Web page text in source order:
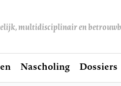
multidisciplinair en
Nascholing Dossiers